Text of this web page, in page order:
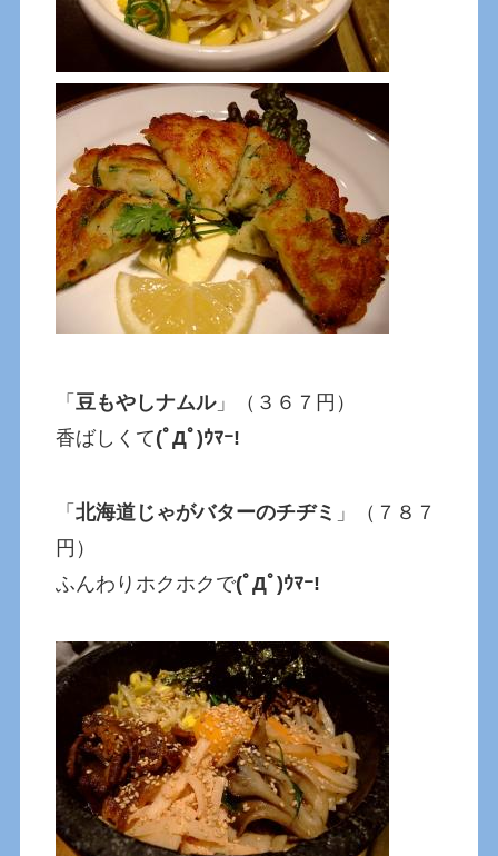
「豆もやしナムル」（３６７円）
香ばしくて(ﾟДﾟ)ｳﾏｰ!
「北海道じゃがバターのチヂミ 」（７８７
円）
ふんわりホクホクで(ﾟДﾟ)ｳﾏｰ!